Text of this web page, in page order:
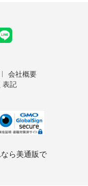
会社概要
表記
ら美通販で